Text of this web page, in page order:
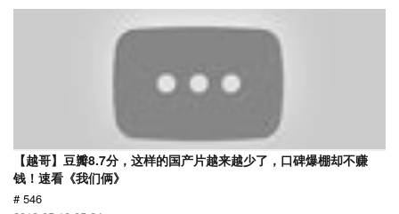
【越哥】豆瓣8.7分，这样的国产片越来越少了，口碑爆棚却不赚
钱！速看《我们俩》
# 546